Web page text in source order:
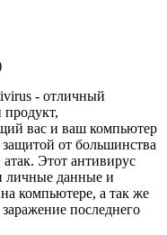
- отличный
вас и ваш компьютер
от большинства
Этот антивирус
личные данные и
компьютере, а так же
последнего